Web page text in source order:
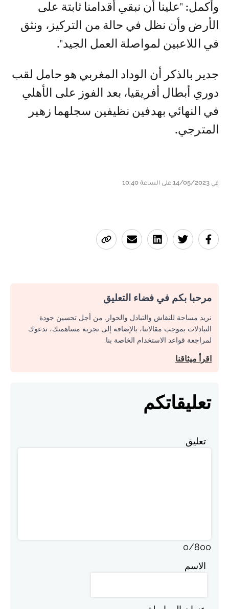
وأكمل: "علينا أن نبقي أقدامنا ثابتة على
الأرض وأن نظل في حالة من التركيز، ونثق
في اللاعبين لمواصلة العمل الجيد".
جدير بالذكر أن الوداد المغربي هو حامل لقب
دوري أبطال أفريقيا، بعد الفوز على الأهلي
في النهائي بهدفين نظيفين سجلهما زهير
المترجي.
في 14/05/2023 على الساعة 10:40
مرحبا بكم في فضاء التعليق
نريد مساحة للنقاش والتبادل والحوار. من أجل تحسين جودة
التبادلات بموجب مقالاتنا، بالإضافة إلى تجربة مساهمتك، ندعوك
لمراجعة قواعد الاستخدام الخاصة بنا.
اقرأ ميثاقنا
تعليقاتكم
تعليق
0/800
الاسم